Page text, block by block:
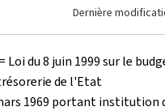
Dernière
= Loi du 8 juin 1999 sur le
de l'Etat
1969 portant institution